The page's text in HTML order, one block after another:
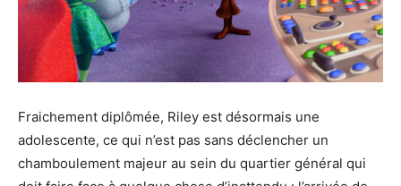
Fraichement diplômée, Riley est désormais une
adolescente, ce qui n’est pas sans déclencher un
chamboulement majeur au sein du quartier général qui